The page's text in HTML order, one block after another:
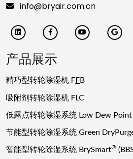
info@bryair.com.cn
产品展示
精巧型转轮除湿机 FFB
吸附剂转轮除湿机 FLC
低露点转轮除湿系统 Low Dew Point
节能型转轮除湿系统 Green
智能型转轮除湿系统 BrySmart®